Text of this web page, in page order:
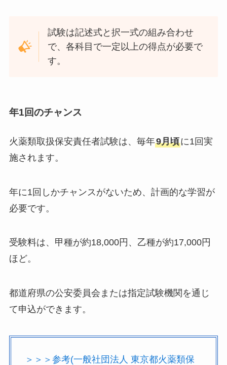
試験は記述式と択一式の組み合わせ
で、各科目で一定以上の得点が必要で
す。
年1回のチャンス
火薬類取扱保安責任者試験は、毎年9月頃に1回実
施されます。
年に1回しかチャンスがないため、計画的な学習が
必要です。
受験料は、甲種が約18,000円、乙種が約17,000円
ほど。
都道府県の公安委員会または指定試験機関を通じ
て申込ができます。
＞＞＞参考(一般社団法人 東京都火薬類保